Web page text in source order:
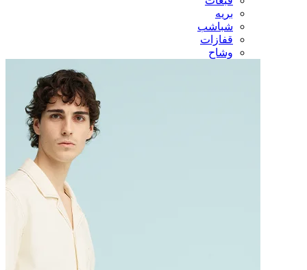
بريه
شباشب
قفازات
وشاح